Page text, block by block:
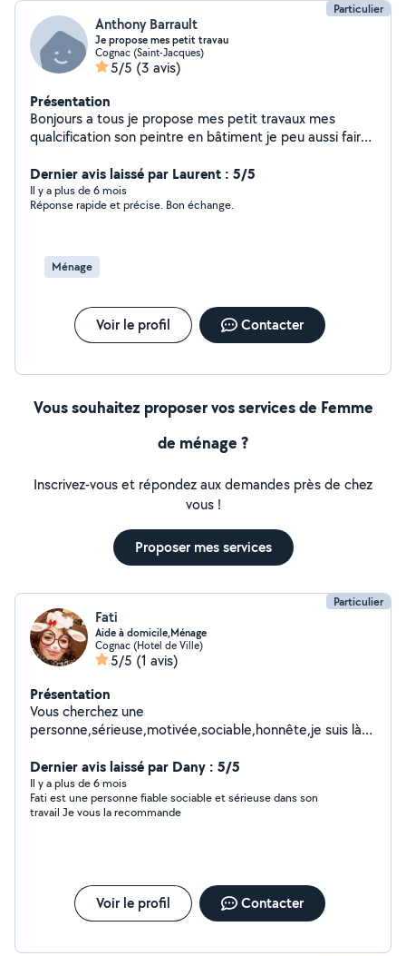
Particulier
Anthony Barrault
Je propose mes petit travau
Cognac (Saint-Jacques)
5/5 (3 avis)
Présentation
Bonjours a tous je propose mes petit travaux mes
qualcification son peintre en bâtiment je peu aussi faire
de camion
Dernier avis laissé par Laurent : 5/5
Il y a plus de 6 mois
Réponse rapide et précise. Bon échange.
Ménage
Voir le profil Contacter
Vous souhaitez proposer vos services de Femme
de ménage ?
Inscrivez-vous et répondez aux demandes près de chez
vous !
Proposer mes services
Particulier
Fati
Aide à domicile,Ménage
Cognac (Hotel de Ville)
5/5 (1 avis)
Présentation
Vous cherchez une
personne,sérieuse,motivée,sociable,honnête,je suis là
besoins,courses,ménage,repassage,faire la cuisine...
Dernier avis laissé par Dany : 5/5
Il y a plus de 6 mois
Fati est une personne fiable sociable et sérieuse dans son
travail Je vous la recommande
Voir le profil Contacter